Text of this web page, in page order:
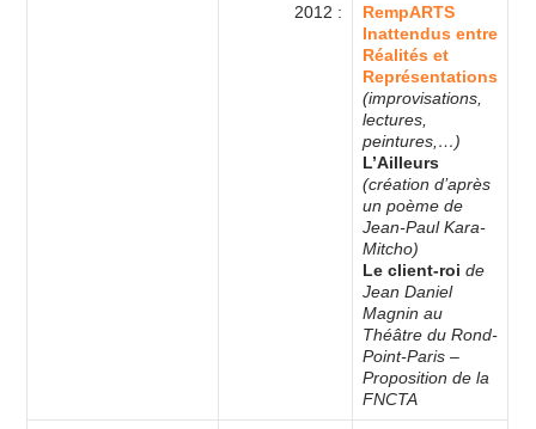
2012 :
RempARTS
Inattendus entre
Réalités et
Représentations
(improvisations,
lectures,
peintures,…)
L’Ailleurs
(création d’après
un poème de
Jean-Paul Kara-
Mitcho)
Le client-roide
Jean Daniel
Magnin au
Théâtre du Rond-
Point-Paris –
Proposition de la
FNCTA